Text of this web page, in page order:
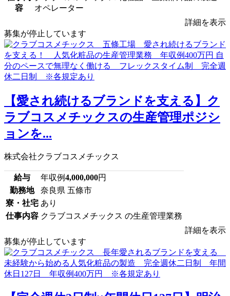
容
オペレーター
詳細を表示
募集が停止しています
【愛され続けるブランドを支える】ク
ラブコスメチックスの生産管理ポジシ
ョンを...
株式会社クラブコスメチックス
給与 年収例4,000,000円
勤務地
奈良県 五條市
寮・社宅 あり
仕事内容 クラブコスメチックス の生産管理業務
詳細を表示
募集が停止しています